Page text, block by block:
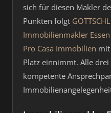
sich für diesen Makler
Punkten folgt
Immobilienmakler Essen
Pro Casa Immobilien
Platz einnimmt. Alle
kompetente